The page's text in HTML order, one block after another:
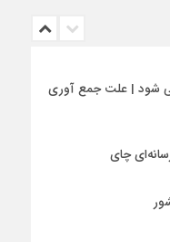
می شود | علت جمع آوری
چای